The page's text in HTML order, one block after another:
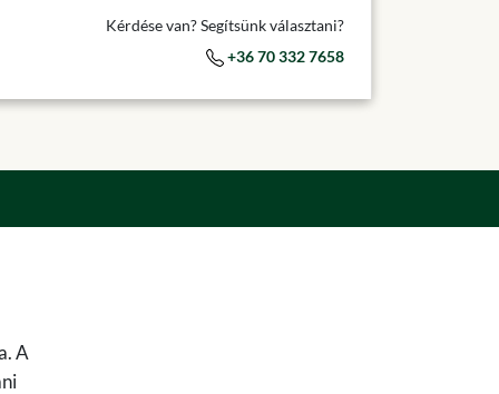
Kérdése van? Segítsünk választani?
+36 70 332 7658
A